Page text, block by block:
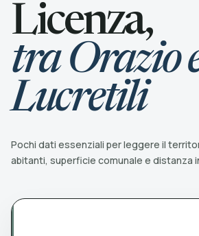
Licenza,
tra Orazio
Lucretili
Pochi dati essenziali per leggere il
abitanti, superficie comunale e distanza